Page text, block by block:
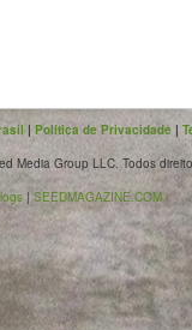
| Política de Privacidade |
Media Group LLC. Todos
|SEEDMAGAZINE.COM